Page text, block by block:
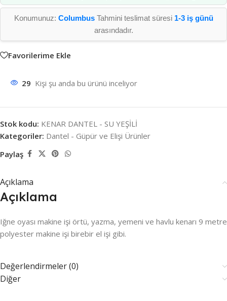
Konumunuz: ColumbusTahmini teslimat süresi 1-3 iş günü
arasındadır.
Favorilerime Ekle
29 Kişi şu anda bu ürünü inceliyor
Stok kodu: KENAR DANTEL - SU YEŞİLİ
Kategoriler: Dantel - Güpür ve Elişi Ürünler
Paylaş
Açıklama
Açıklama
Iğne oyası makine işi örtü, yazma, yemeni ve havlu kenarı 9 metre
polyester makine işi birebir el işi gibi.
Değerlendirmeler (0)
Diğer